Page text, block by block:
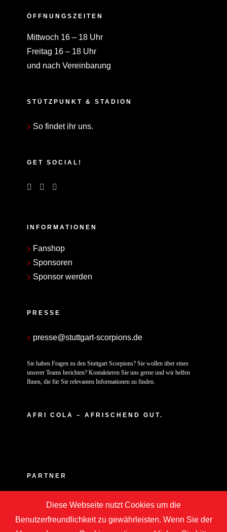
ÖFFNUNGSZEITEN
Mittwoch 16 – 18 Uhr
Freitag 16 – 18 Uhr
und nach Vereinbarung
STÜTZPUNKT & STADION
So findet ihr uns.
GET SOCIAL!
INFORMATIONEN
Fanshop
Sponsoren
Sponsor werden
PRESSE
presse@stuttgart-scorpions.de
Sie haben Fragen zu den Stuttgart Scorpions? Sie wollen über eines
unserer Teams berichten? Kontaktieren Sie uns gerne und wir helfen
Ihnen, die für Sie relevanten Informationen zu finden.
AFRI COLA – AFRISCHEND GUT.
PARTNER
Diese Webseite nutzt Cookies um die
Benutzerfreundlichkeit zu gewährleisten. Wenn Sie der